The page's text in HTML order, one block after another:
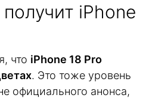
iPhone
что iPhone 18 Pro
. Это тоже уровень
официального анонса,